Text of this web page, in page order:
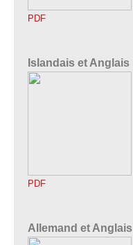
PDF
Islandais et Anglais
PDF
Allemand et Anglais